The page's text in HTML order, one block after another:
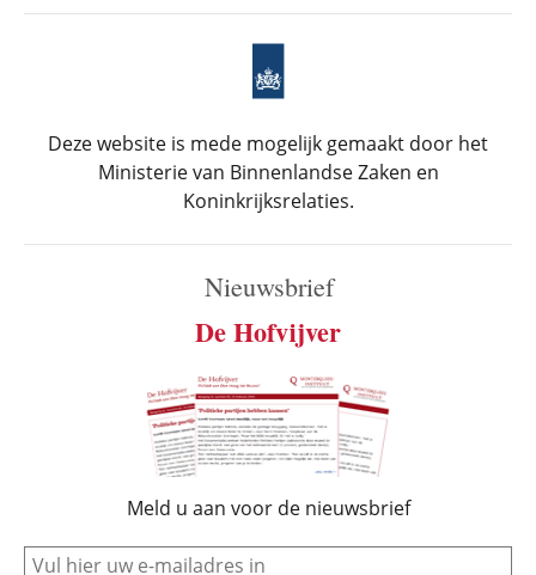
Deze website is mede mogelijk gemaakt door het
Ministerie van Binnenlandse Zaken en
Koninkrijksrelaties.
Nieuwsbrief
De Hofvijver
Meld u aan voor de nieuwsbrief
e-mail